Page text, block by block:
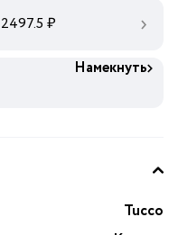
2497.5 ₽
Намекнуть
Tucco